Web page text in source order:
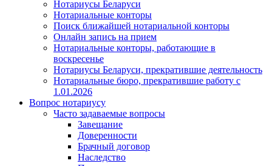
Нотариусы Беларуси
Нотариальные конторы
Поиск ближайшей нотариальной конторы
Онлайн запись на прием
Нотариальные конторы, работающие в
воскресенье
Нотариусы Беларуси, прекратившие деятельность
Нотариальные бюро, прекратившие работу с
1.01.2026
Вопрос нотариусу
Часто задаваемые вопросы
Завещание
Доверенности
Брачный договор
Наследство